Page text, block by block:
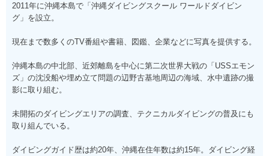
2011年に沖縄本島で「沖縄ダイビングスクール ワールドダイビン
グ」を設立。
現在まで数多くのTV番組や書籍、図鑑、企業などに写真を提供する。
沖縄本島の中北部、近郊離島を中心に第二次世界大戦の「USSエモン
ズ」の沈没船や埋め立て問題の辺野古基地周辺の海域、水中遺跡の撮
影に取り組む。
未開拓のダイビングエリアの調査、テクニカルダイビングの普及にも
取り組んでいる。
ダイビングガイド歴は約20年、沖縄在住年数は約15年。ダイビング経